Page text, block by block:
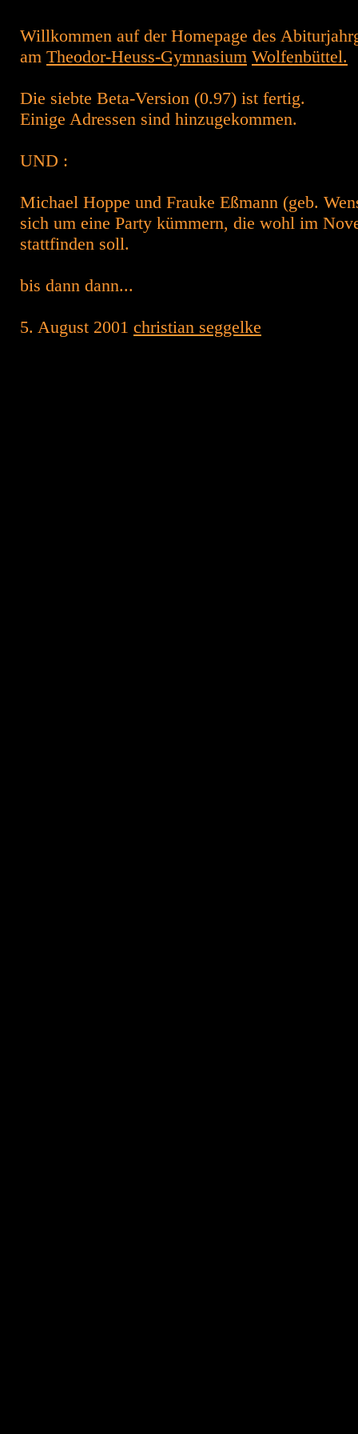
Willkommen auf der Homepage des
am Theodor-Heuss-Gymnasium Wolfenbüttel.
Die siebte Beta-Version (0.97) ist fertig.
Einige Adressen sind hinzugekommen.
UND :
Michael Hoppe und Frauke Eßmann (geb.
sich um eine Party kümmern, die wohl im
stattfinden soll.
bis dann dann...
5. August 2001 christian seggelke